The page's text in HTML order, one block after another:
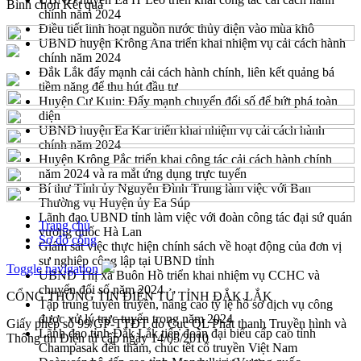
chính năm 2024
Điều tiết linh hoạt nguồn nước thủy điện vào mùa khô
UBND huyện Krông Ana triển khai nhiệm vụ cải cách hành
chính năm 2024
Đắk Lắk đẩy mạnh cải cách hành chính, liên kết quảng bá
tiềm năng để thu hút đầu tư
Huyện Cư Kuin: Đẩy mạnh chuyển đổi số để bứt phá toàn
diện
UBND huyện Ea Kar triển khai nhiệm vụ cải cách hành
chính năm 2024
Huyện Krông Pắc triển khai công tác cải cách hành chính
năm 2024 và ra mắt ứng dụng trực tuyến
Bí thư Tỉnh ủy Nguyễn Đình Trung làm việc với Ban
Thường vụ Huyện ủy Ea Súp
Lãnh đạo UBND tỉnh làm việc với đoàn công tác đại sứ quán
vương quốc Hà Lan
Giám sát việc thực hiện chính sách về hoạt động của đơn vị
sự nghiệp công lập tại UBND tỉnh
UBND Thị xã Buôn Hồ triển khai nhiệm vụ CCHC và
chuyển đổi số năm 2024
Tập trung tuyên truyền, nâng cao tỷ lệ hồ sơ dịch vụ công
được xử lý trực tuyến trong năm 2024
Lãnh đạo tỉnh Đắk Lắk tiếp đoàn đại biểu cấp cao tỉnh
Champasak đến thăm, chúc tết cổ truyền Việt Nam
Bình chọnKết quả
Trang chủ
Sơ đồ cổng
Toggle navigation
CỔNG THÔNG TIN ĐIỆN TỬ TỈNH ĐẮK LẮK
Giấy phép số 99/GP-TTĐT do Cục QL Phát thanh Truyền hình và
Thông tin Điện tử cấp ngày 14/05/2010